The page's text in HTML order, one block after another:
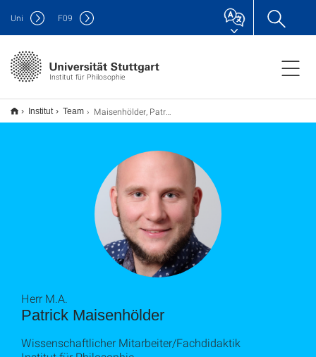
Institut für Philosophie
Uni F09
Institut Team Maisenhölder, Patrick
Patrick Maisenhölder
Herr M.A.
Wissenschaftlicher Mitarbeiter/Fachdidaktik